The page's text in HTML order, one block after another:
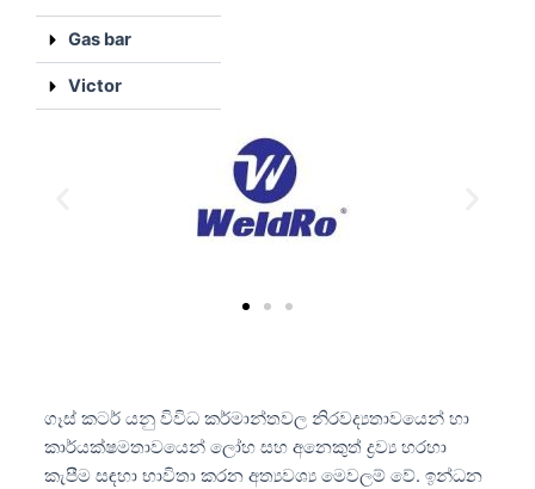
Gas bar
Victor
ගෑස් කටර් යනු විවිධ කර්මාන්තවල නිරවද්‍යතාවයෙන් හා
කාර්යක්ෂමතාවයෙන් ලෝහ සහ අනෙකුත් ද්‍රව්‍ය හරහා
කැපීම සඳහා භාවිතා කරන අත්‍යවශ්‍ය මෙවලම් වේ. ඉන්ධන